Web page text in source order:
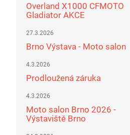
Overland X1000 CFMOTO
Gladiator AKCE
27.3.2026
Brno Výstava - Moto salon
4.3.2026
Prodloužená záruka
4.3.2026
Moto salon Brno 2026 -
Výstaviště Brno